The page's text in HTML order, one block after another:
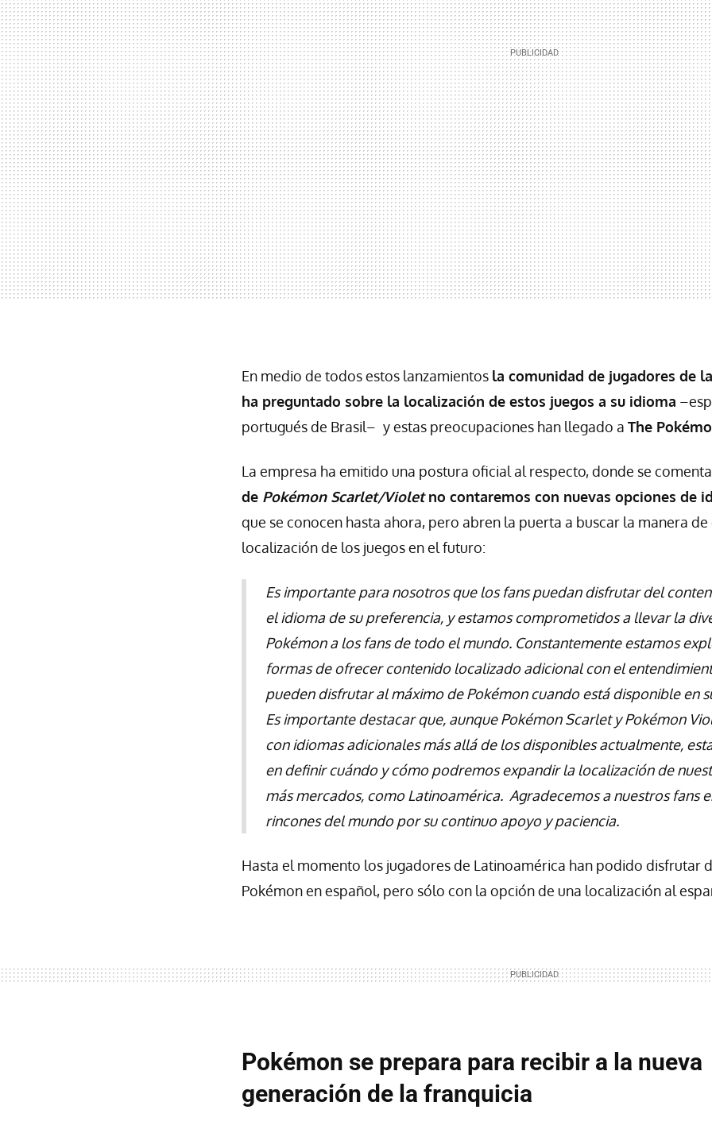
En medio de todos estos lanzamientos la comunidad de jugadores de
ha preguntado sobre la localización de estos juegos a su idioma
portugués de Brasil– y estas preocupaciones han llegado a The
La empresa ha emitido una postura oficial al respecto, donde se
de Pokémon Scarlet/Violetno contaremos con nuevas opciones de
que se conocen hasta ahora, pero abren la puerta a buscar la manera
localización de los juegos en el futuro:
Es importante para nosotros que los fans puedan disfrutar del
el idioma de su preferencia, y estamos comprometidos a llevar la
Pokémon a los fans de todo el mundo. Constantemente estamos
formas de ofrecer contenido localizado adicional con el
pueden disfrutar al máximo de Pokémon cuando está disponible en
Es importante destacar que, aunque Pokémon Scarlet y Pokémon
con idiomas adicionales más allá de los disponibles actualmente,
en definir cuándo y cómo podremos expandir la localización de
más mercados, como Latinoamérica. Agradecemos a nuestros fans
rincones del mundo por su continuo apoyo y paciencia.
Hasta el momento los jugadores de Latinoamérica han podido disfrutar
Pokémon en español, pero sólo con la opción de una localización al
Pokémon se prepara para recibir a la nueva
generación de la franquicia